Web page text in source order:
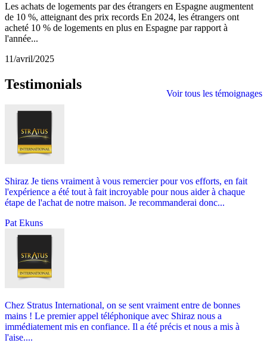
Les achats de logements par des étrangers en Espagne augmentent
de 10 %, atteignant des prix records En 2024, les étrangers ont
acheté 10 % de logements en plus en Espagne par rapport à
l'année...
11/avril/2025
Voir tous les témoignages
Testimonials
Shiraz Je tiens vraiment à vous remercier pour vos efforts, en fait
l'expérience a été tout à fait incroyable pour nous aider à chaque
étape de l'achat de notre maison. Je recommanderai donc...
Pat Ekuns
Chez Stratus International, on se sent vraiment entre de bonnes
mains ! Le premier appel téléphonique avec Shiraz nous a
immédiatement mis en confiance. Il a été précis et nous a mis à
l'aise....